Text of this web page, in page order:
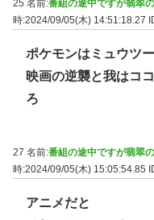
25 名前:番組の途中ですが翡翠
時:2024/09/05(木) 14:51:18.27
ポケモンはミュウツ
映画の逆襲と我はコ
ろ
27 名前:番組の途中ですが翡翠
時:2024/09/05(木) 15:05:54.85
アニメだと